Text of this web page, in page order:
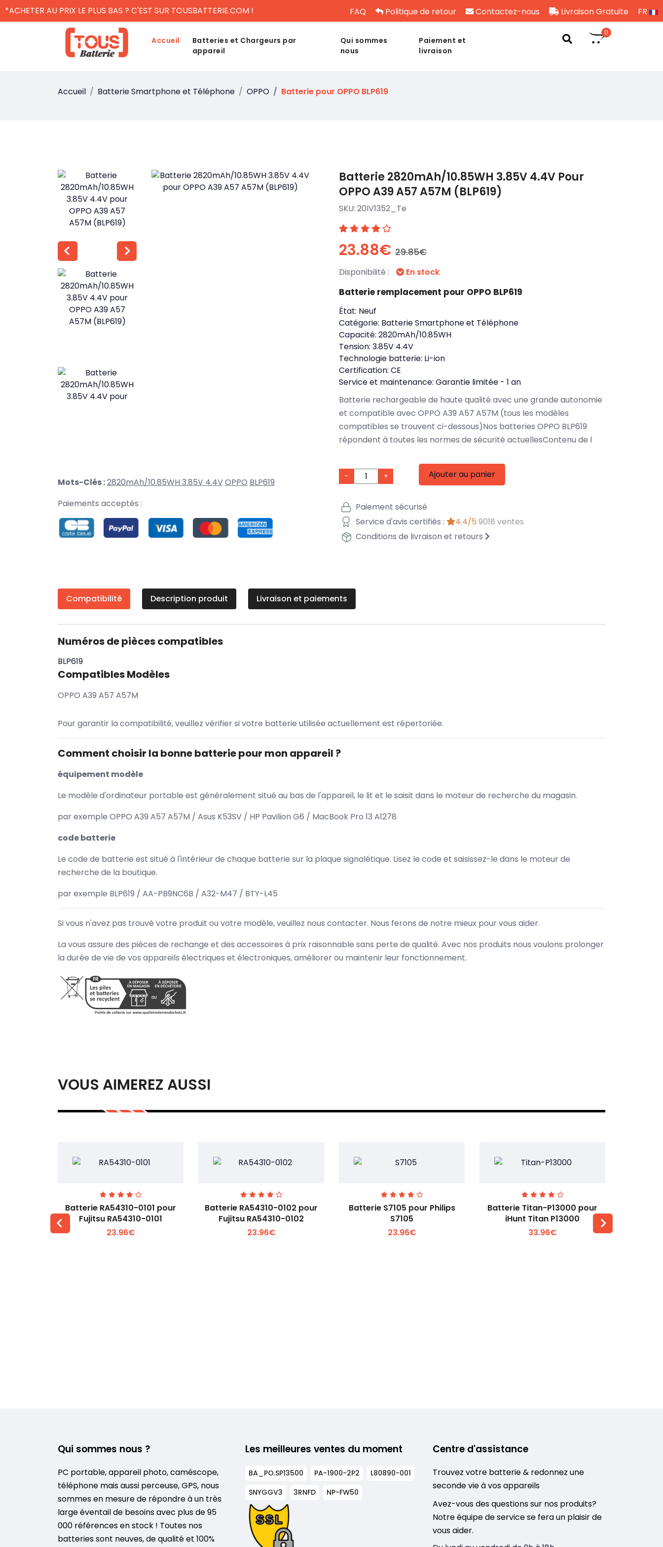
*ACHETER AU PRIX LE PLUS BAS ? C'EST SUR TOUSBATTERIE.COM ! FAQ Politique de retour Contactez-nous Livraison Gratuite FR
Accueil
Batteries et Chargeurs par
appareil
Qui sommes
nous
Paiement et
livraison
0
Accueil Batterie Smartphone et Téléphone OPPO Batterie pour OPPO BLP619
Mots-Clés :2820mAh/10.85WH 3.85V 4.4VOPPO BLP619
Paiements acceptés :
Batterie 2820mAh/10.85WH 3.85V 4.4V Pour
OPPO A39 A57 A57M (BLP619)
SKU: 20IV1352_Te
23.88€ 29.85€
Disponibilité : En stock
Batterie remplacement pour OPPO BLP619
État: Neuf
Catégorie: Batterie Smartphone et Téléphone
Capacité: 2820mAh/10.85WH
Tension: 3.85V 4.4V
Technologie batterie: Li-ion
Certification: CE
Service et maintenance: Garantie limitée - 1 an
Batterie rechargeable de haute qualité avec une grande autonomie
et compatible avec OPPO A39 A57 A57M (tous les modèles
compatibles se trouvent ci-dessous)Nos batteries OPPO BLP619
répondent à toutes les normes de sécurité actuellesContenu de l
- + Ajouter au panier
Paiement sécurisé
Service d'avis certifiés :
4.4/5 9018 ventes
Conditions de livraison et retours
Compatibilité Description produit Livraison et paiements
Numéros de pièces compatibles
BLP619
Compatibles Modèles
OPPO A39 A57 A57M
Pour garantir la compatibilité, veuillez vérifier si votre batterie utilisée actuellement est répertoriée.
Comment choisir la bonne batterie pour mon appareil ?
équipement modèle
Le modèle d'ordinateur portable est généralement situé au bas de l'appareil, le lit et le saisit dans le moteur de recherche du magasin.
par exemple OPPO A39 A57 A57M / Asus K53SV / HP Pavilion G6 / MacBook Pro 13 A1278
code batterie
Le code de batterie est situé à l'intérieur de chaque batterie sur la plaque signalétique. Lisez le code et saisissez-le dans le moteur de
recherche de la boutique.
par exemple BLP619 / AA-PB9NC6B / A32-M47 / BTY-L45
Si vous n'avez pas trouvé votre produit ou votre modèle, veuillez nous contacter. Nous ferons de notre mieux pour vous aider.
La vous assure des pièces de rechange et des accessoires à prix raisonnable sans perte de qualité. Avec nos produits nous voulons prolonger
la durée de vie de vos appareils électriques et électroniques, améliorer ou maintenir leur fonctionnement.
VOUS AIMEREZ AUSSI
Voir plus +
Batterie RA54310-0101 pour
Fujitsu RA54310-0101
23.96€
Voir plus +
Batterie RA54310-0102 pour
Fujitsu RA54310-0102
23.96€
Voir plus +
Batterie S7105 pour Philips
S7105
23.96€
Voir plus +
Batterie Titan-P13000 pour
iHunt Titan P13000
33.96€
Qui sommes nous ?
PC portable, appareil photo, caméscope,
téléphone mais aussi perceuse, GPS, nous
sommes en mesure de répondre à un très
large éventail de besoins avec plus de 95
000 références en stock ! Toutes nos
batteries sont neuves, de qualité et 100%
Les meilleures ventes du moment
BA_PO.SP13500 PA-1900-2P2
L80890-001
SNYGGV3
3RNFD NP-FW50
Centre d'assistance
Trouvez votre batterie & redonnez une
seconde vie à vos appareils
Avez-vous des questions sur nos produits?
Notre équipe de service se fera un plaisir de
vous aider.